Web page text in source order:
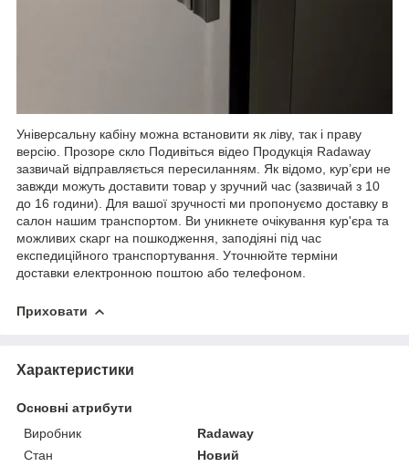
Універсальну кабіну можна встановити як ліву, так і праву
версію. Прозоре скло Подивіться відео Продукція Radaway
зазвичай відправляється пересиланням. Як відомо, кур’єри не
завжди можуть доставити товар у зручний час (зазвичай з 10
до 16 години). Для вашої зручності ми пропонуємо доставку в
салон нашим транспортом. Ви уникнете очікування кур'єра та
можливих скарг на пошкодження, заподіяні під час
експедиційного транспортування. Уточнюйте терміни
доставки електронною поштою або телефоном.
Приховати
Характеристики
Основні атрибути
Виробник
Radaway
Стан
Новий